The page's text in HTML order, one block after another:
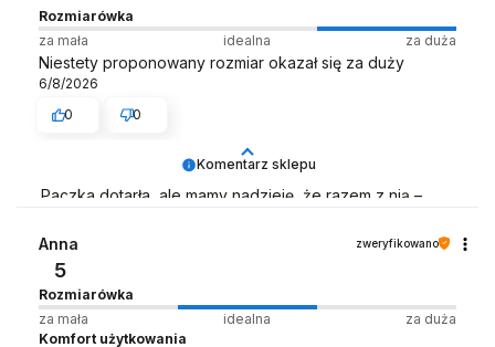
Komentarz sklepu
Paczka dotarła, ale mamy nadzieję, że razem z nią –
Zespół LELKA 🦋
Rozmiarówka
za mała
idealna za duża
Niestety proponowany rozmiar okazał się za duży
6/8/2026
0
0
Anna zweryfikowano
5
Rozmiarówka
za mała
idealna
za duża
Komfort użytkowania